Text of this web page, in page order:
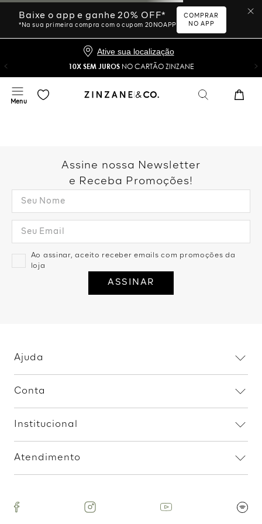
Ative sua localização
10X SEM JUROS NO CARTÃO ZINZANE
foi encontrada.
Vamos tentar novamente?